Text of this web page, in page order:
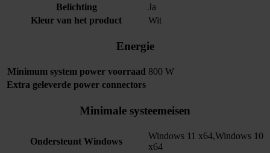
Belichting
Ja
Kleur van het product
Wit
Energie
Minimum system power voorraad 800 W
Extra geleverde power connectors
Minimale systeemeisen
Ondersteunt Windows
Windows 11 x64,Windows 10
x64